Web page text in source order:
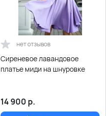
нет отзывов
Сиреневое лавандовое
платье миди на шнуровке
14 900 р.